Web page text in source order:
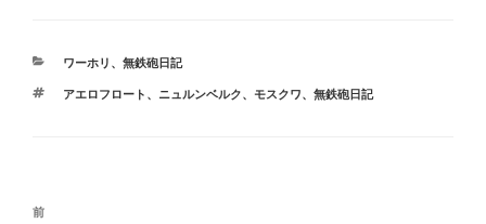
カ
ゴ
ワーホリ 、 無鉄砲日記
タ
アエロフロート 、 ニュルンベルク、 モスクワ、 無鉄砲日記
投
前
前